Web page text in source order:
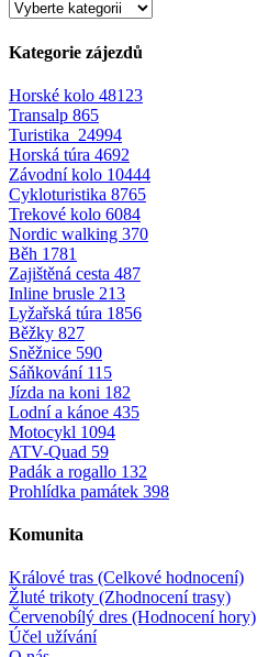
Kategorie zájezdů
Horské kolo 48123
Transalp 865
Turistika 24994
Horská túra 4692
Závodní kolo 10444
Cykloturistika 8765
Trekové kolo 6084
Nordic walking 370
Běh 1781
Zajištěná cesta 487
Inline brusle 213
Lyžařská túra 1856
Běžky 827
Sněžnice 590
Sáňkování 115
Jízda na koni 182
Lodní a kánoe 435
Motocykl 1094
ATV-Quad 59
Padák a rogallo 132
Prohlídka památek 398
Komunita
Králové tras (Celkové hodnocení)
Žluté trikoty (Zhodnocení trasy)
Červenobílý dres (Hodnocení hory)
Účel užívání